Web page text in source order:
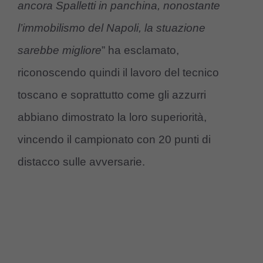
ancora Spalletti in panchina, nonostante
l’immobilismo del Napoli, la stuazione
sarebbe migliore” ha esclamato,
riconoscendo quindi il lavoro del tecnico
toscano e soprattutto come gli azzurri
abbiano dimostrato la loro superiorità,
vincendo il campionato con 20 punti di
distacco sulle avversarie.